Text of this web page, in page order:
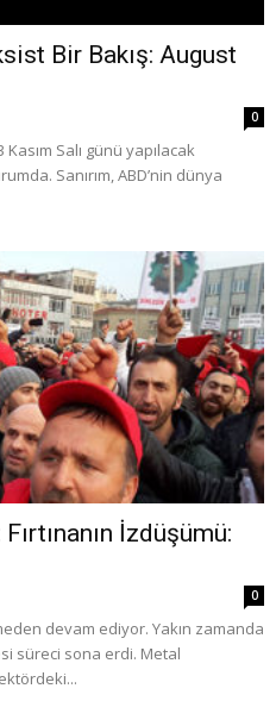
Bir Bakış: August
0
Salı günü yapılacak
Sanırım, ABD’nin dünya
İzdüşümü:
0
devam ediyor. Yakın zamanda
süreci sona erdi. Metal